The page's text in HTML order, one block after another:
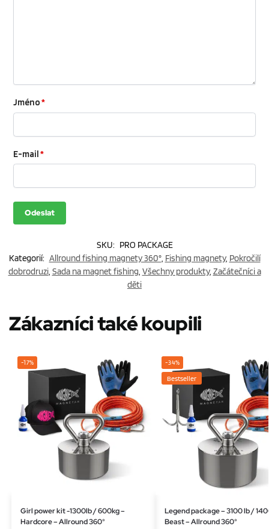
Jméno*
E-mail*
SKU: PRO PACKAGE
Kategorií: Allround fishing magnety 360°, Fishing magnety, Pokročilí
dobrodruzi, Sada na magnet fishing Všechny produkty, Začátečníci a
děti
Zákazníci také koupili
-17%
Girl power kit -1300lb / 600kg –
Hardcore – Allround 360°
-34%
Bestseller
Legend package – 3100 lb /
Beast – Allround 360°